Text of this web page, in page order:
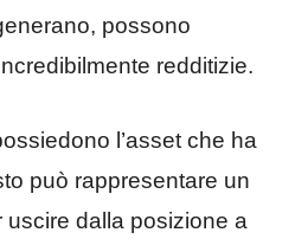
possono
redditizie.
l’asset che ha
può rappresentare un
uscire dalla posizione a